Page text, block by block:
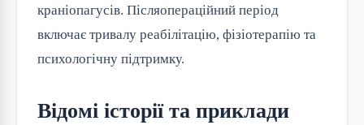
краніопагусів. Післяопераційний період
включає тривалу реабілітацію, фізіотерапію та
психологічну підтримку.
Відомі історії та приклади